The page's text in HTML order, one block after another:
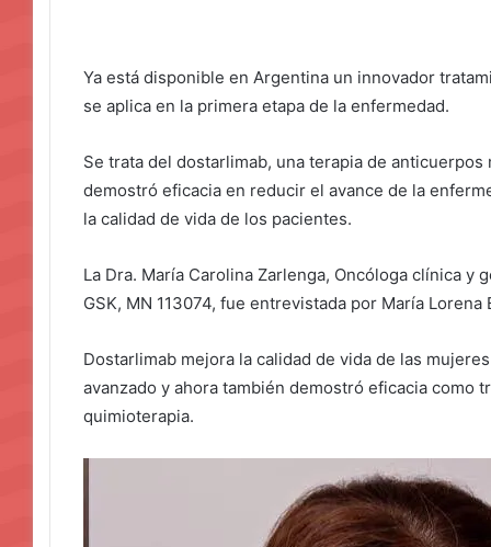
Ya está disponible en Argentina un innovador
se aplica en la primera etapa de la enfermedad.
Se trata del dostarlimab, una terapia de
demostró eficacia en reducir el avance de la
la calidad de vida de los pacientes.
La Dra. María Carolina Zarlenga, Oncóloga clínica
GSK, MN 113074, fue entrevistada por María
Dostarlimab mejora la calidad de vida de las
avanzado y ahora también demostró eficacia como
quimioterapia.